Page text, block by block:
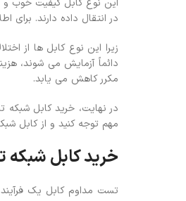
این نوع کابل کیفیت خوب و
در انتقال داده دارند. برای
زیرا این نوع کابل ها از
دائماً آزمایش می شوند،
مکرر کاهش می یابد.
در نهایت، خرید کابل شبکه
مهم توجه کنید و از کابل
خرید کابل
تست مداوم کابل یک